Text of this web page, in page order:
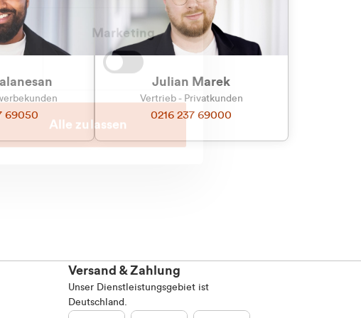
Marketing
Alle zulassen
69050
Julian Marek
Vertrieb - Privatkunden
0216 237 69000
Versand & Zahlung
Unser Dienstleistungsgebiet ist
Deutschland.